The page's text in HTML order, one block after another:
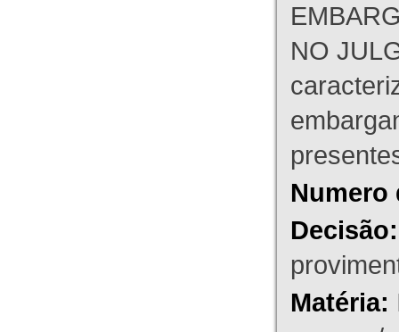
NO
Numero
Decisão:
Matéria: